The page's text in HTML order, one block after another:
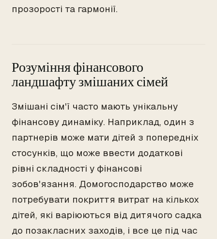
прозорості та гармонії.
Розуміння фінансового
ландшафту змішаних сімей
Змішані сім'ї часто мають унікальну
фінансову динаміку. Наприклад, один з
партнерів може мати дітей з попередніх
стосунків, що може ввести додаткові
рівні складності у фінансові
зобов'язання. Домогосподарство може
потребувати покриття витрат на кількох
дітей, які варіюються від дитячого садка
до позакласних заходів, і все це під час